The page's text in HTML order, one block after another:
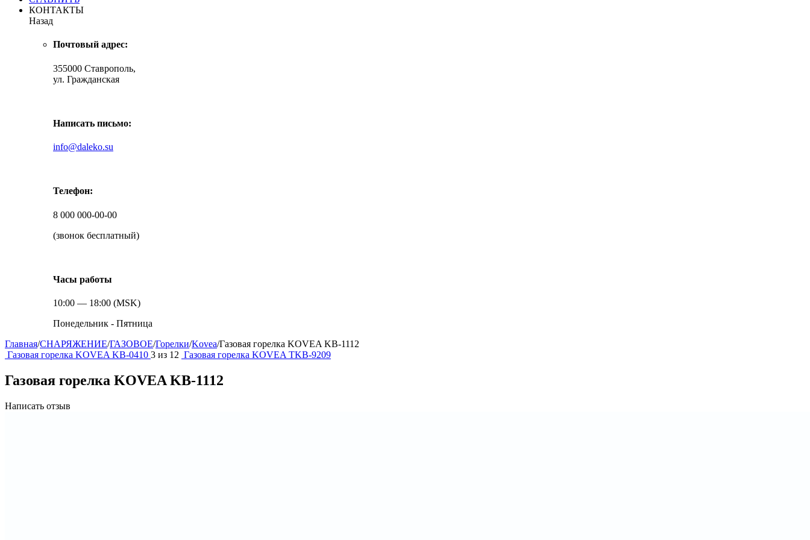
КОНТАКТЫ
Назад
Почтовый адрес:
355000 Ставрополь,
ул. Гражданская
Написать письмо:
info@daleko.su
Телефон:
8 000 000-00-00
(звонок бесплатный)
Часы работы
10:00 — 18:00 (MSK)
Понедельник - Пятница
Главная/СНАРЯЖЕНИЕ/ГАЗОВОЕ/Горелки/Kovea/Газовая горелка KOVEA KB-1112
Газовая горелка KOVEA KB-0410 3 из 12 Газовая горелка KOVEA TKB-9209
Газовая горелка KOVEA KB-1112
Написать отзыв